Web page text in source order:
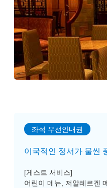
좌석 우선안내권
이국적인 정서가 물씬
[게스트 서비스]
어린이 메뉴, 저알레르겐